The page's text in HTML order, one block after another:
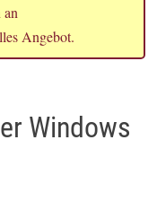
Angebot.
Windows